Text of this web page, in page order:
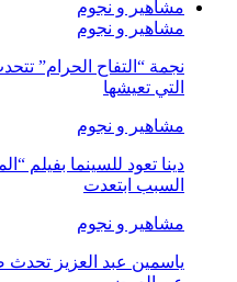
مشاهير و نجوم
مشاهير و نجوم
نجمة “التفاح الحرام”
التي تعيشها
مشاهير و نجوم
دينا تعود للسينما بفيلم
السبب ابتعدت
مشاهير و نجوم
ياسمين عبد العزيز تحدث